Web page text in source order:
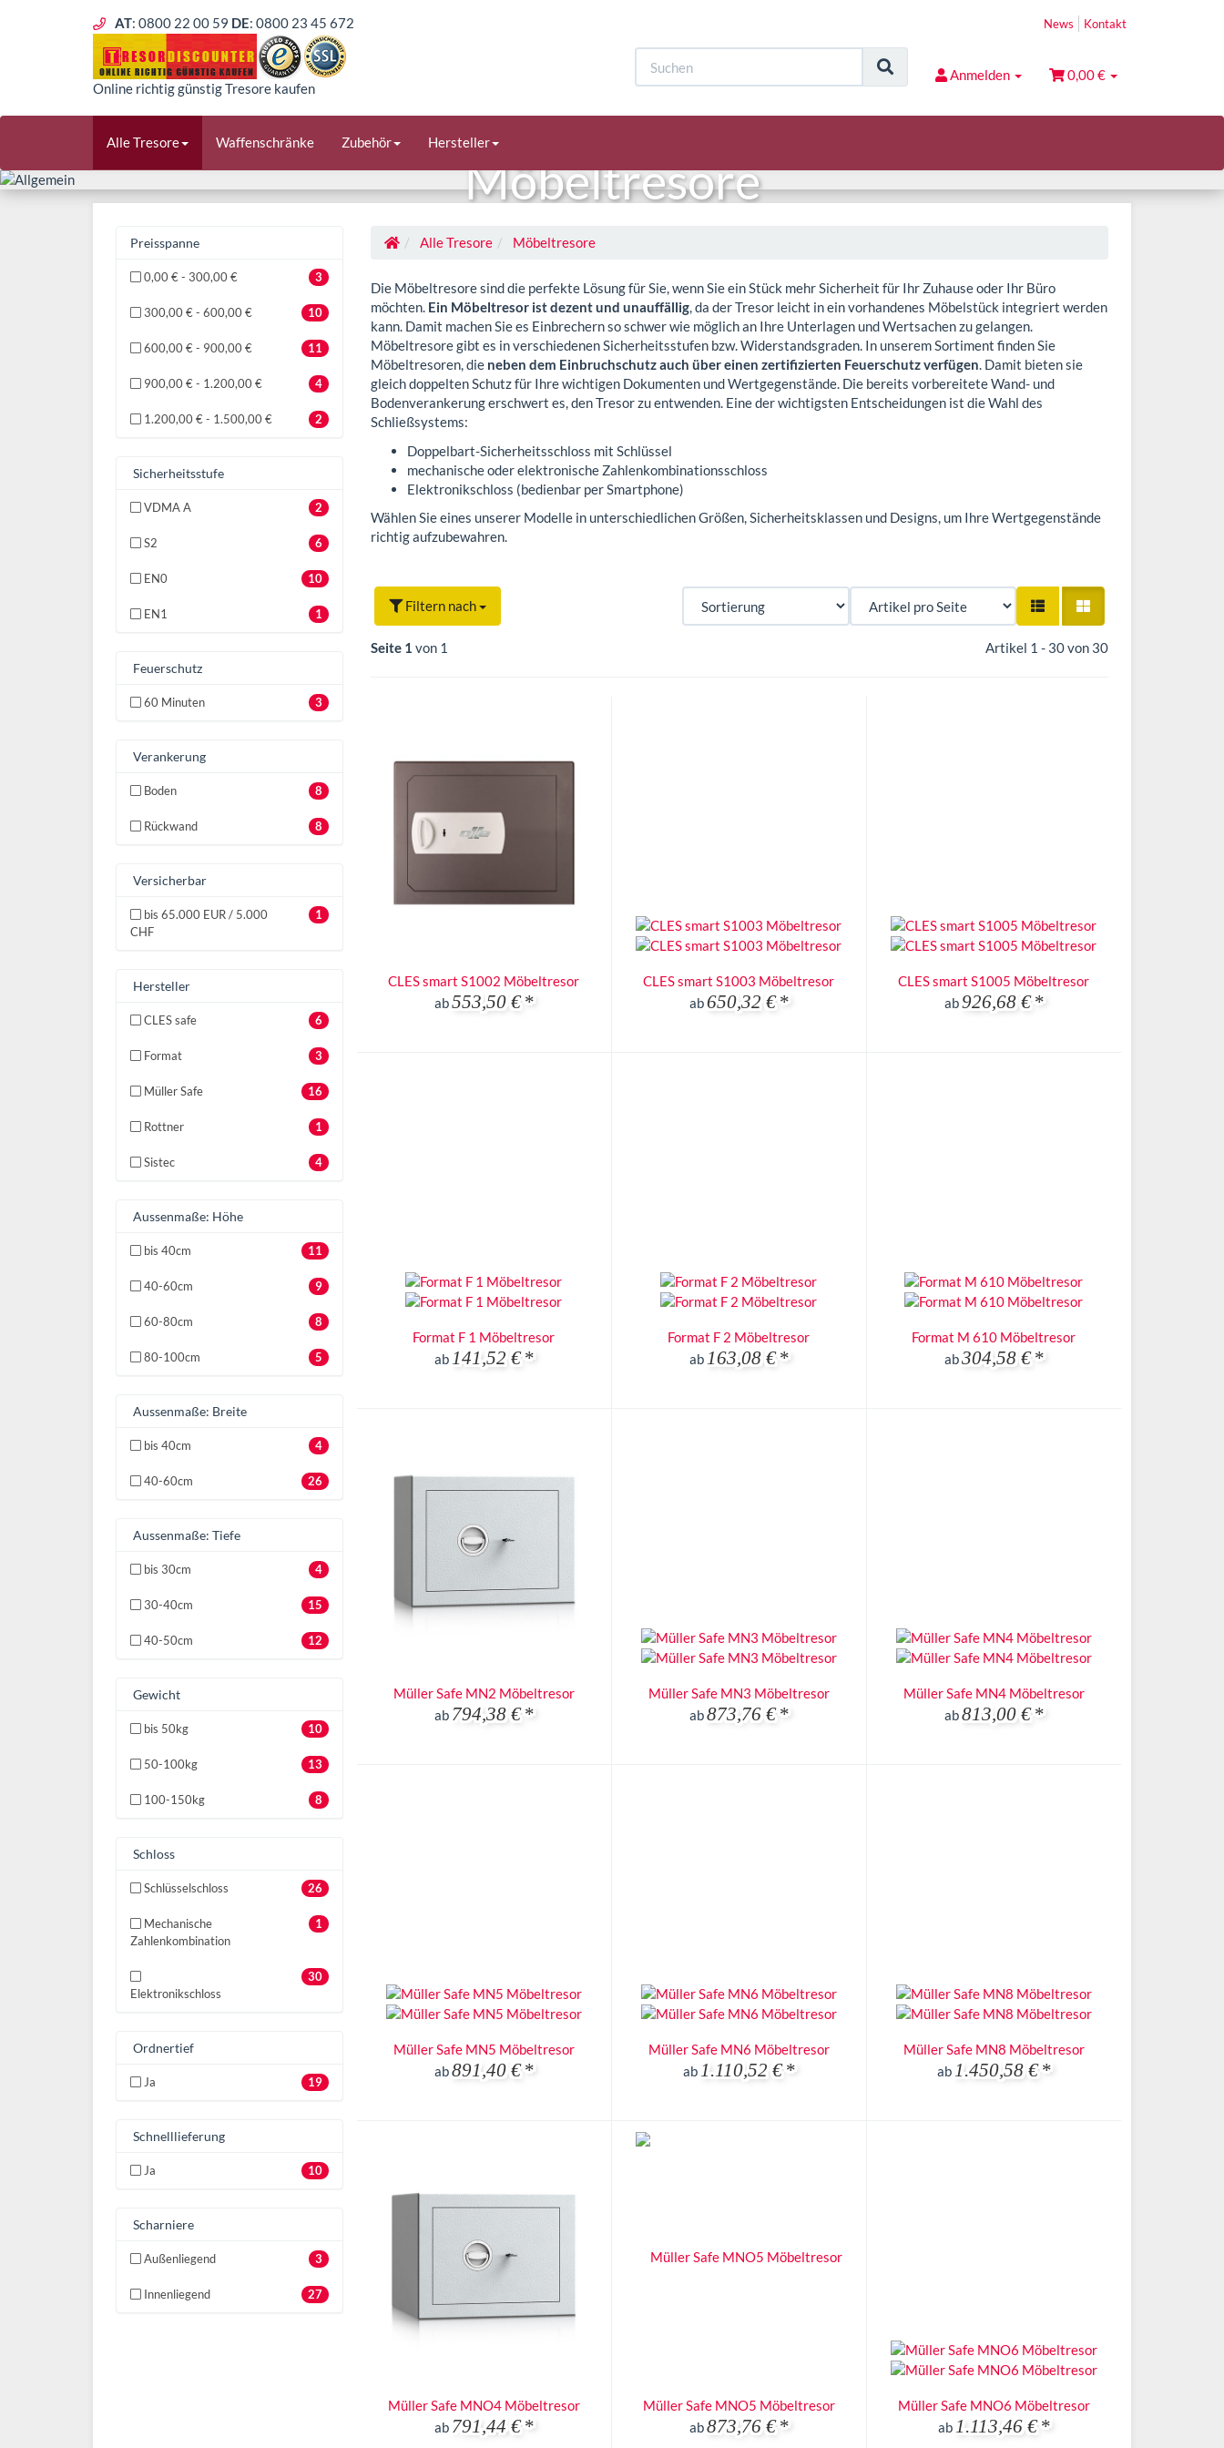
AT: 0800 22 00 59 DE: 0800 23 45 672 News Kontakt
Online richtig günstig Tresore kaufen
Anmelden 0,00 €
Alle Tresore Waffenschränke Zubehör Hersteller
Möbeltresore
Alle Tresore Möbeltresore
Die Möbeltresore sind die perfekte Lösung für Sie, wenn Sie ein Stück mehr Sicherheit für Ihr Zuhause oder Ihr Büro
möchten. Ein Möbeltresor ist dezent und unauffällig, da der Tresor leicht in ein vorhandenes Möbelstück integriert werden
kann. Damit machen Sie es Einbrechern so schwer wie möglich an Ihre Unterlagen und Wertsachen zu gelangen.
Möbeltresore gibt es in verschiedenen Sicherheitsstufen bzw. Widerstandsgraden. In unserem Sortiment finden Sie
Möbeltresoren, die neben dem Einbruchschutz auch über einen zertifizierten Feuerschutz verfügen. Damit bieten sie
gleich doppelten Schutz für Ihre wichtigen Dokumenten und Wertgegenstände. Die bereits vorbereitete Wand- und
Bodenverankerung erschwert es, den Tresor zu entwenden. Eine der wichtigsten Entscheidungen ist die Wahl des
Schließsystems:
Doppelbart-Sicherheitsschloss mit Schlüssel
mechanische oder elektronische Zahlenkombinationsschloss
Elektronikschloss (bedienbar per Smartphone)
Wählen Sie eines unserer Modelle in unterschiedlichen Größen, Sicherheitsklassen und Designs, um Ihre Wertgegenstände
richtig aufzubewahren.
Filtern nach
Seite 1 von 1 Artikel 1 - 30 von 30
CLES smart S1002 Möbeltresor
ab553,50 € *
CLES smart S1003 Möbeltresor
ab650,32 € *
CLES smart S1005 Möbeltresor
ab926,68 € *
Format F 1 Möbeltresor
ab 141,52 € *
Format F 2 Möbeltresor
ab 163,08 € *
Format M 610 Möbeltresor
ab304,58 € *
Müller Safe MN2 Möbeltresor
ab 794,38 € *
Müller Safe MN3 Möbeltresor
ab873,76 € *
Müller Safe MN4 Möbeltresor
ab813,00 € *
Müller Safe MN5 Möbeltresor
ab891,40 € *
Müller Safe MN6 Möbeltresor
ab 1.110,52 € *
Müller Safe MN8 Möbeltresor
ab 1.450,58 € *
Müller Safe MNO4 Möbeltresor
ab 791,44 € *
Müller Safe MNO5 Möbeltresor
ab873,76 € *
Müller Safe MNO6 Möbeltresor
ab 1.113,46 € *
Preisspanne
3
0,00 € - 300,00 €
10
300,00 € - 600,00 €
11
600,00 € - 900,00 €
4
900,00 € - 1.200,00 €
2
1.200,00 € - 1.500,00 €
Sicherheitsstufe
2
VDMA A
6
S2
10
EN0
1
EN1
Feuerschutz
3
60 Minuten
Verankerung
8
Boden
8
Rückwand
Versicherbar
1
bis 65.000 EUR / 5.000
CHF
Hersteller
6
CLES safe
3
Format
16
Müller Safe
1
Rottner
4
Sistec
Aussenmaße: Höhe
11
bis 40cm
9
40-60cm
8
60-80cm
5
80-100cm
Aussenmaße: Breite
4
bis 40cm
26
40-60cm
Aussenmaße: Tiefe
4
bis 30cm
15
30-40cm
12
40-50cm
Gewicht
10
bis 50kg
13
50-100kg
8
100-150kg
Schloss
26
Schlüsselschloss
1
Mechanische
Zahlenkombination
30
Elektronikschloss
Ordnertief
19
Ja
Schnelllieferung
10
Ja
Scharniere
3
Außenliegend
27
Innenliegend